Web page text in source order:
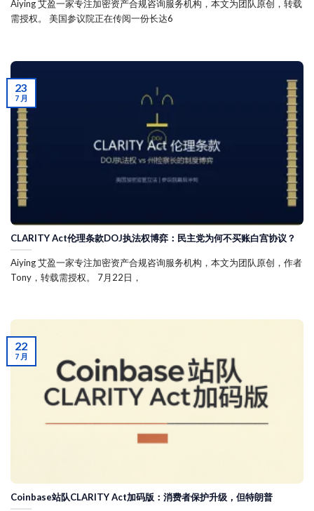
Aiying 艾盈一家专注加密资产合规咨询服务机构，本文为团队原创，转载
需授权。 美国参议院正在传阅一份长达6
CLARITY Act伦理条款DOJ执法权博弈：民主党为何不买账白宫协议？
Aiying 艾盈一家专注加密资产合规咨询服务机构，本文为团队原创，作者
Tony，转载需授权。 7月22日，
23
7 月
Coinbase站队CLARITY Act加码版：消费者保护升级，但特朗普
22
7 月